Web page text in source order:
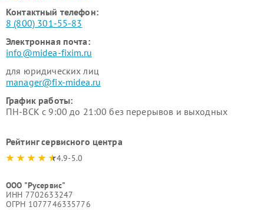
Контактный телефон:
8 (800) 301-55-83
Электронная почта:
info@midea-fixim.ru
для юридических лиц
manager@fix-midea.ru
График работы:
ПН-ВСК с 9:00 до 21:00 без перерывов и выходных
Рейтинг сервисного центра
4.9-5.0
ООО "Русервис"
ИНН 7702633247
ОГРН 1077746335776